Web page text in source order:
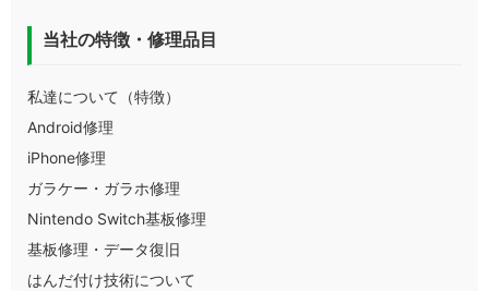
当社の特徴・修理品目
私達について（特徴）
Android修理
iPhone修理
ガラケー・ガラホ修理
Nintendo Switch基板修理
基板修理・データ復旧
はんだ付け技術について